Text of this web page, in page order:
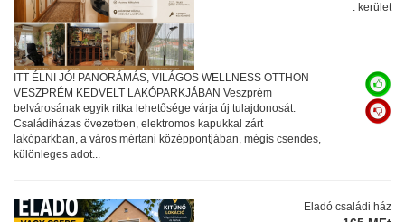
. kerület
ITT ÉLNI JÓ! PANORÁMÁS, VILÁGOS WELLNESS OTTHON
VESZPRÉM KEDVELT LAKÓPARKJÁBAN Veszprém
belvárosának egyik ritka lehetősége várja új tulajdonosát:
Családiházas övezetben, elektromos kapukkal zárt
lakóparkban, a város mértani középpontjában, mégis csendes,
különleges adot...
Eladó családi ház